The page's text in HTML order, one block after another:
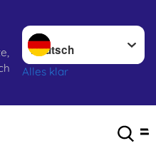
Sprache wechseln zu
Alles klar